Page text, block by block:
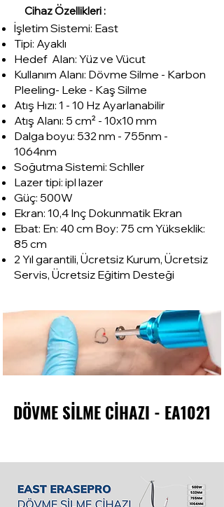
Cihaz Özellikleri:
İşletim Sistemi: East
Tipi: Ayaklı
Hedef Alan: Yüz ve Vücut
Kullanım Alanı: Dövme Silme - Karbon
Pleeling- Leke - Kaş Silme
Atış Hızı: 1 - 10 Hz Ayarlanabilir
Atış Alanı: 5 cm² - 10x10 mm
Dalga boyu: 532 nm - 755nm -
1064nm
Soğutma Sistemi: Schller
Lazer tipi: ipl lazer
Güç: 500W
Ekran: 10,4 Inç Dokunmatik Ekran
Ebat: En: 40 cm Boy: 75 cm Yükseklik:
85 cm
2 Yıl garantili, Ücretsiz Kurum, Ücretsiz
Servis, Ücretsiz Eğitim Desteği
DÖVME SİLME CİHAZI - EA1021
DÖVME SİLME CİHAZI - EA1021